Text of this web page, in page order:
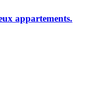
appartements.